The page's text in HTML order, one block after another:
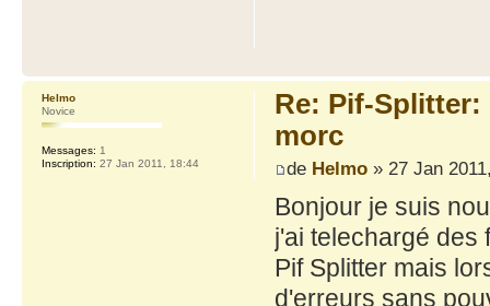
Re: Pif-
morc
de Helmo» 27 Jan
Bonjour je suis
j'ai telechargé des
Pif Splitter mais
d'erreurs sans
Helmo
Novice
Messages: 1
Inscription: 27 Jan 2011, 18:44